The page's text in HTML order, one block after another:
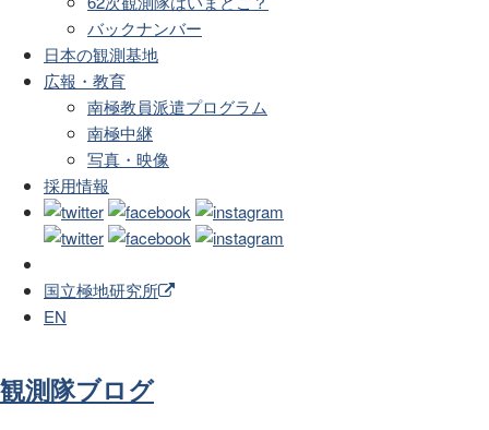
バックナンバー
日本の観測基地
広報・教育
南極教員派遣プログラム
南極中継
写真・映像
採用情報
国立極地研究所
EN
観測隊ブログ